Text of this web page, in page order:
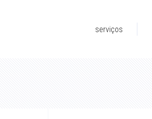
serviços